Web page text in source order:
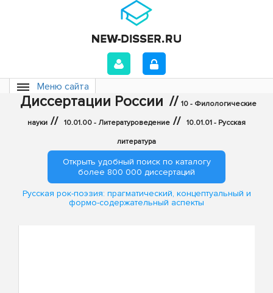
Меню сайта
Диссертации России // 10 - Филологические
науки // 10.01.00 - Литературоведение // 10.01.01 - Русская
литература
Открыть удобный поиск по каталогу
более 800 000 диссертаций
Русская рок-поэзия: прагматический, концептуальный и
формо-содержательный аспекты